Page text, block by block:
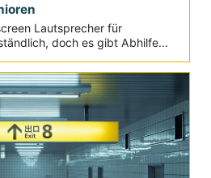
Lautsprecher für
doch es gibt Abhilfe...